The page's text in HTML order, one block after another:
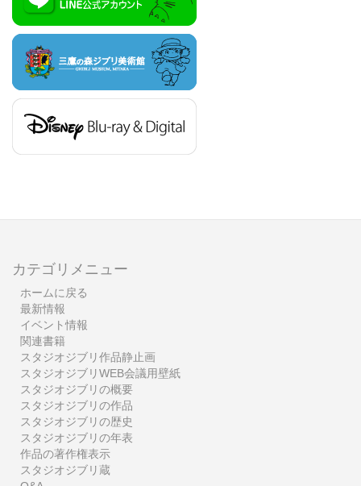
カテゴリメニュー
ホームに戻る
最新情報
イベント情報
関連書籍
スタジオジブリ作品静止画
スタジオジブリWEB会議用壁紙
スタジオジブリの概要
スタジオジブリの作品
スタジオジブリの歴史
スタジオジブリの年表
作品の著作権表示
スタジオジブリ蔵